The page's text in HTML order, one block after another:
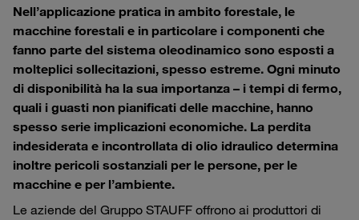
Nell’applicazione pratica in ambito forestale, le
macchine forestali e in particolare i componenti che
fanno parte del sistema oleodinamico sono esposti a
molteplici sollecitazioni, spesso estreme. Ogni minuto
di disponibilità ha la sua importanza – i tempi di fermo,
quali i guasti non pianificati delle macchine, hanno
spesso serie implicazioni economiche. La perdita
indesiderata e incontrollata di olio idraulico determina
inoltre pericoli sostanziali per le persone, per le
macchine e per l’ambiente.
Le aziende del Gruppo STAUFF offrono ai produttori di